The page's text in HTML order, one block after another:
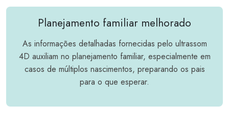
Planejamento familiar melhorado
As informações detalhadas fornecidas pelo ultrassom
4D auxiliam no planejamento familiar, especialmente em
casos de múltiplos nascimentos, preparando os pais
para o que esperar.